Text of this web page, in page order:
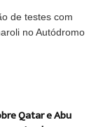
de testes com
no Autódromo
Qatar e Abu